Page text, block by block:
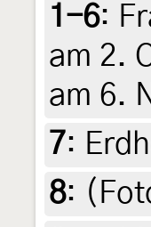
1-6:
am 2.
am 6.
7:
8: